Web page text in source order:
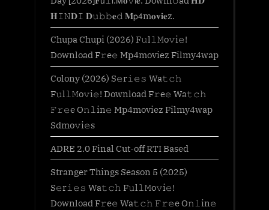
𝐇𝙸𝙽𝐃𝙸 𝐃𝚞𝚋𝚋𝐞𝚍 𝐌𝗉𝟦m𝐨𝐯𝐢𝐞z.
Chupa Chupi (2026) F𝚞l𝚕𝙼o𝚟i𝚎!
Download F𝚛e𝚎 Mp4moviez Filmy4wap
Colony (2026) S𝚎r𝚒𝚎𝚜 Wa𝚝𝚌𝚑
F𝚞l𝚕𝙼o𝚟i𝚎! Download F𝚛e𝚎 Wa𝚝𝚌𝚑
𝙵𝚛𝚎e O𝚗𝚕in𝚎 Mp4moviez Filmy4wap
Sdmo𝚟i𝚎s
ADRE 2.0 Final Cut-off RTI Based
Stranger Things Season 5 (2025)
S𝚎r𝚒𝚎𝚜 Wa𝚝𝚌𝚑 F𝚞l𝚕𝙼o𝚟i𝚎!
Download F𝚛e𝚎 Wa𝚝𝚌𝚑 𝙵𝚛𝚎e O𝚗𝚕in𝚎